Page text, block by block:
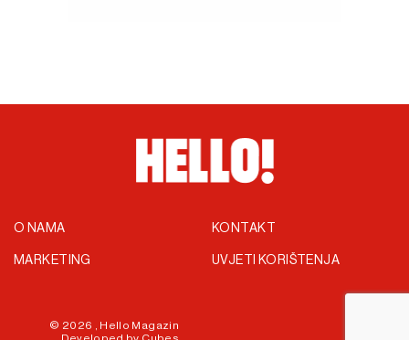
O NAMA
MARKETING
KONTAKT
UVJETI KORIŠTENJA
© 2026 , Hello Magazin